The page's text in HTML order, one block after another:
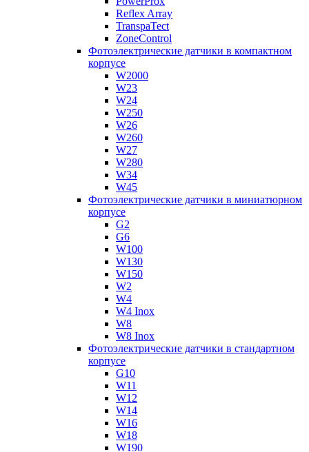
Reflex Array
TranspaTect
ZoneControl
Фотоэлектрические датчики в компактном
корпусе
W2000
W23
W24
W250
W26
W260
W27
W280
W34
W45
Фотоэлектрические датчики в миниатюрном
корпусе
G2
G6
W100
W130
W150
W2
W4
W4 Inox
W8
W8 Inox
Фотоэлектрические датчики в стандартном
корпусе
G10
W11
W12
W14
W16
W18
W190